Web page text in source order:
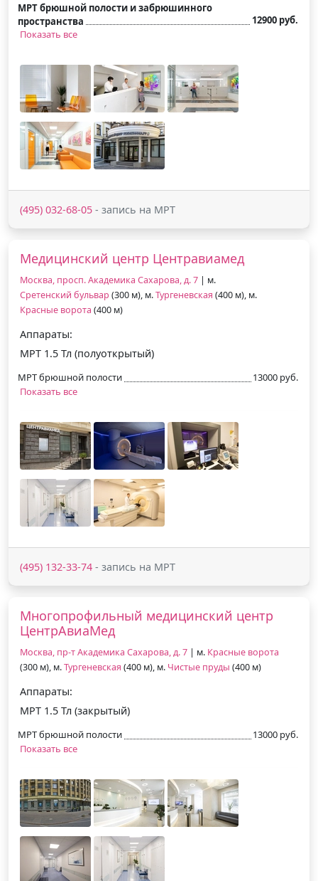
МРТ брюшной полости и забрюшинного
пространства
12900 руб.
Показать все
(495) 032-68-05 - запись на МРТ
Медицинский центр Центравиамед
Москва, просп. Академика Сахарова, д. 7 | м.
Сретенский бульвар (300 м), м.Тургеневская (400 м), м.
Красные ворота (400 м)
Аппараты:
МРТ 1.5 Тл (полуоткрытый)
МРТ брюшной полости
13000 руб.
Показать все
(495) 132-33-74 - запись на МРТ
Многопрофильный медицинский центр
ЦентрАвиаМед
Москва, пр-т Академика Сахарова, д. 7 | м. Красные ворота
(300 м), м.Тургеневская (400 м), м. Чистые пруды (400 м)
Аппараты:
МРТ 1.5 Тл (закрытый)
МРТ брюшной полости
13000 руб.
Показать все